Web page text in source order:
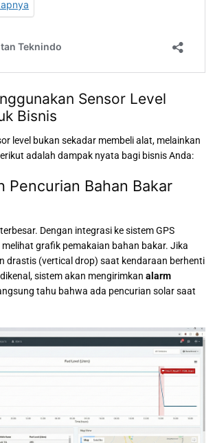
Sensor Level
Bisnis
level bukan sekadar membeli alat, melainkan
adalah dampak nyata bagi bisnis Anda:
Pencurian Bahan Bakar
Dengan integrasi ke sistem GPS
melihat grafik pemakaian bahan bakar. Jika
drastis (vertical drop) saat kendaraan berhenti
sistem akan mengirimkan alarm
tahu bahwa ada pencurian solar saat